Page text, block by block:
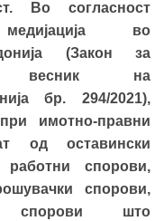
Во согласност
во
(Закон за
весник на
бр. 294/2021),
имотно-правни
од оставински
работни спорови,
спорови,
спорови што